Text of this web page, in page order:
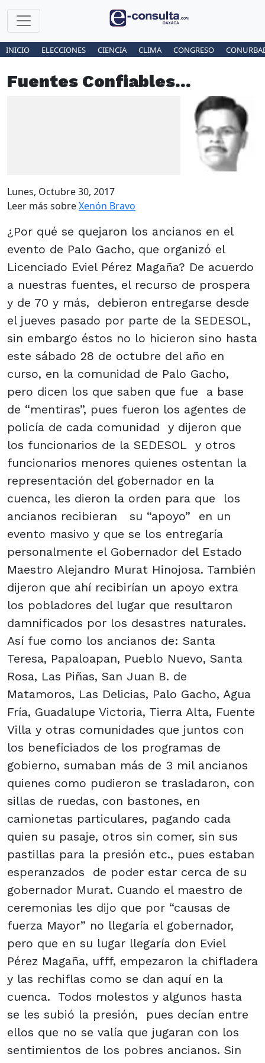
INICIO ELECCIONES CIENCIA CLIMA CONGRESO
Fuentes Confiables...
Lunes, Octubre 30, 2017
Leer más sobreXenón Bravo
¿Por qué se quejaron los ancianos en el
evento de Palo Gacho, que organizó el
Licenciado Eviel Pérez Magaña? De acuerdo
a nuestras fuentes, el recurso de prospera
y de 70 y más, debieron entregarse desde
el jueves pasado por parte de la SEDESOL,
sin embargo éstos no lo hicieron sino hasta
este sábado 28 de octubre del año en
curso, en la comunidad de Palo Gacho,
pero dicen los que saben que fue a base
de “mentiras”, pues fueron los agentes de
policía de cada comunidad y dijeron que
los funcionarios de la SEDESOL y otros
funcionarios menores quienes ostentan la
representación del gobernador en la
cuenca, les dieron la orden para que los
ancianos recibieran su “apoyo” en un
evento masivo y que se los entregaría
personalmente el Gobernador del Estado
Maestro Alejandro Murat Hinojosa. También
dijeron que ahí recibirían un apoyo extra
los pobladores del lugar que resultaron
damnificados por los desastres naturales.
Así fue como los ancianos de: Santa
Teresa, Papaloapan, Pueblo Nuevo, Santa
Rosa, Las Piñas, San Juan B. de
Matamoros, Las Delicias, Palo Gacho, Agua
Fría, Guadalupe Victoria, Tierra Alta, Fuente
Villa y otras comunidades que juntos con
los beneficiados de los programas de
gobierno, sumaban más de 3 mil ancianos
quienes como pudieron se trasladaron, con
sillas de ruedas, con bastones, en
camionetas particulares, pagando cada
quien su pasaje, otros sin comer, sin sus
pastillas para la presión etc., pues estaban
esperanzados de poder estar cerca de su
gobernador Murat. Cuando el maestro de
ceremonias les dijo que por “causas de
fuerza Mayor” no llegaría el gobernador,
pero que en su lugar llegaría don Eviel
Pérez Magaña, ufff, empezaron la chifladera
y las rechiflas como se dan aquí en la
cuenca. Todos molestos y algunos hasta
se les subió la presión, pues decían entre
ellos que no se valía que jugaran con los
sentimientos de los pobres ancianos. Sin